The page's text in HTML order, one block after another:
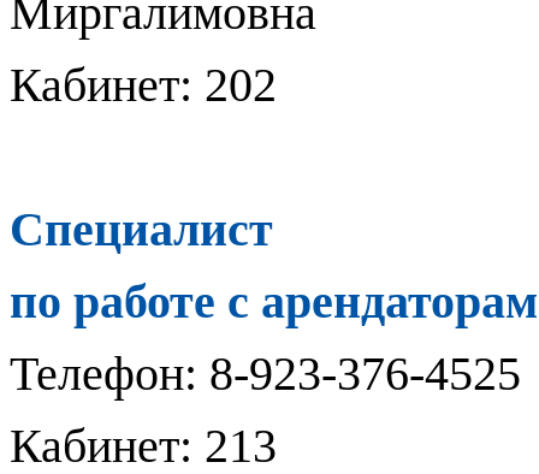
Миргалимовна
Кабинет: 202
Специалист
по работе с
Телефон: 8-923-376-4525
Кабинет: 213